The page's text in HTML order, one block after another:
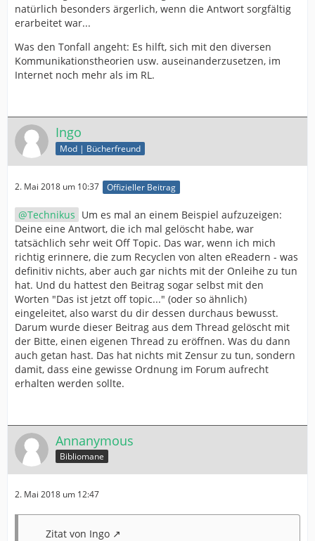
natürlich besonders ärgerlich, wenn die Antwort sorgfältig
erarbeitet war...
Was den Tonfall angeht: Es hilft, sich mit den diversen
Kommunikationstheorien usw. auseinanderzusetzen, im
Internet noch mehr als im RL.
Ingo
Mod | Bücherfreund
2. Mai 2018 um 10:37 Offizieller Beitrag
Technikus Um es mal an einem Beispiel aufzuzeigen:
Deine eine Antwort, die ich mal gelöscht habe, war
tatsächlich sehr weit Off Topic. Das war, wenn ich mich
richtig erinnere, die zum Recyclen von alten eReadern - was
definitiv nichts, aber auch gar nichts mit der Onleihe zu tun
hat. Und du hattest den Beitrag sogar selbst mit den
Worten "Das ist jetzt off topic..." (oder so ähnlich)
eingeleitet, also warst du dir dessen durchaus bewusst.
Darum wurde dieser Beitrag aus dem Thread gelöscht mit
der Bitte, einen eigenen Thread zu eröffnen. Was du dann
auch getan hast. Das hat nichts mit Zensur zu tun, sondern
damit, dass eine gewisse Ordnung im Forum aufrecht
erhalten werden sollte.
Annanymous
Bibliomane
2. Mai 2018 um 12:47
Zitat von Ingo